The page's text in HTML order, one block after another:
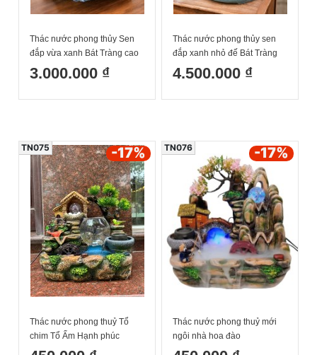
Thác nước phong thủy Sen
đắp vừa xanh Bát Tràng cao
35cm
3.000.000 ₫
Thác nước phong thủy sen
đắp xanh nhỏ đế Bát Tràng
cao 42cm
4.500.000 ₫
Thác nước phong thuỷ Tổ
chim Tổ Ấm Hạnh phúc
TN075 -17%
Thác nước phong thuỷ mới
ngôi nhà hoa đào
TN076 -17%